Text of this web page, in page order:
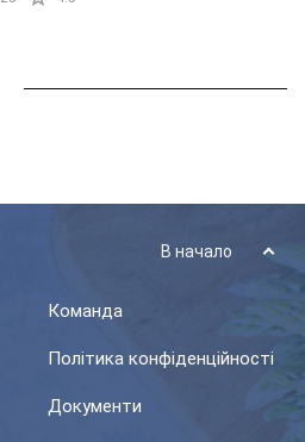
В начало
Команда
Політика конфіденційності
Документи